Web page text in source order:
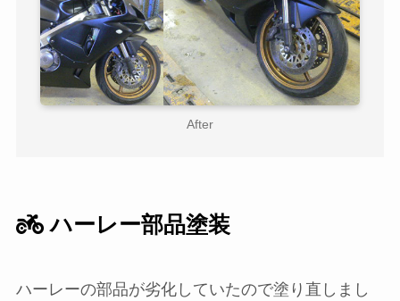
After
ハーレー部品塗装
ハーレーの部品が劣化していたので塗り直しまし